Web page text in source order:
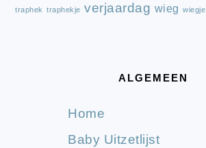
traphek traphekje verjaardag wieg wiegje
ALGEMEEN
Home
Baby Uitzetlijst